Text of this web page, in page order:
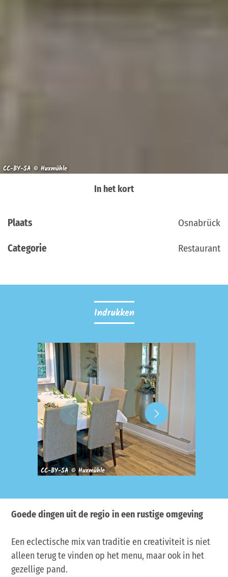
CC-BY-SA © Huxmühle
In het kort
Plaats Osnabrück
Categorie Restaurant
Indrukken
CC-BY-SA © Huxmühle
Goede dingen uit de regio in een rustige omgeving
Een eclectische mix van traditie en creativiteit is niet
alleen terug te vinden op het menu, maar ook in het
gezellige pand.